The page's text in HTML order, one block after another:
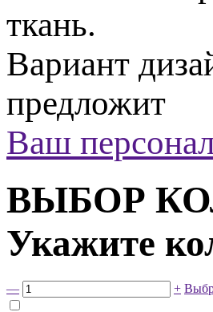
ткань.
Вариант
предложит
Ваш
ВЫБОР
Укажите
— +